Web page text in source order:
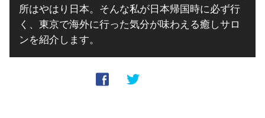
所はやはり日本。そんな私が日本帰国時に必ず行
く、東京で海外に行った気分が味わえる癒しサロ
ンを紹介します。